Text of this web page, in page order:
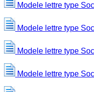
Modele lettre type
Modele lettre type
Modele lettre type
Modele lettre type